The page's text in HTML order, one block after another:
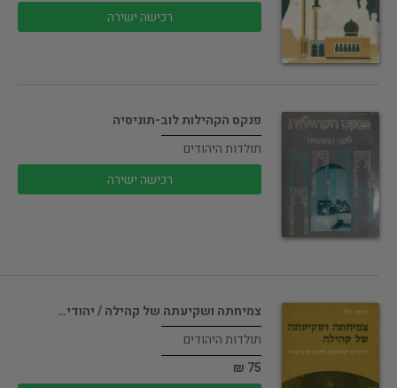
רכישה ישירה
פנקס הקהילות לוב-תוניסיה
תולדות היהודים
רכישה ישירה
צמיחתה ושקיעתה של קהילה / יהודי…
תולדות היהודים
75 ₪